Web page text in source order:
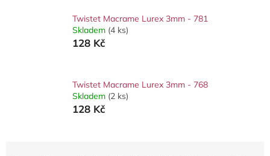
Twistet Macrame Lurex 3mm - 781
Skladem (4 ks)
128 Kč
Twistet Macrame Lurex 3mm - 768
Skladem (2 ks)
128 Kč